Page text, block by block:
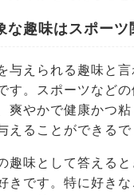
な趣味はスポーツ
与えられる趣味と
す。スポーツなど
爽やかで健康かつ
えることができるで
趣味として答える
きです。特に好き